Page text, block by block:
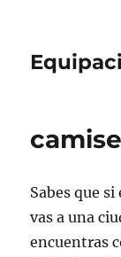
Sabes que
vas a una
encuentras